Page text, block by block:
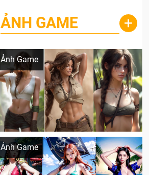
ẢNH GAME +
Ảnh Game
Lala Croft vừa nóng vừa xinh dưới nét vẽ
Ảnh Game
Khi AI Cosplay gái đẹp One Piece